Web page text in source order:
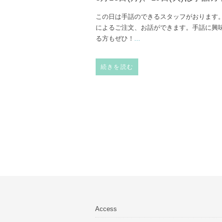
この日は手話のできるスタッフがおります
によるご注文、お話ができます。手話に興
る方もぜひ！ ...
続きを読む
Access